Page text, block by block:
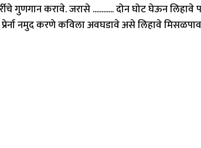
गुणगान करावे. जरासे ............ दोन घोट घेऊन
नमुद करणे कविला अवघडावे असे लिहावे